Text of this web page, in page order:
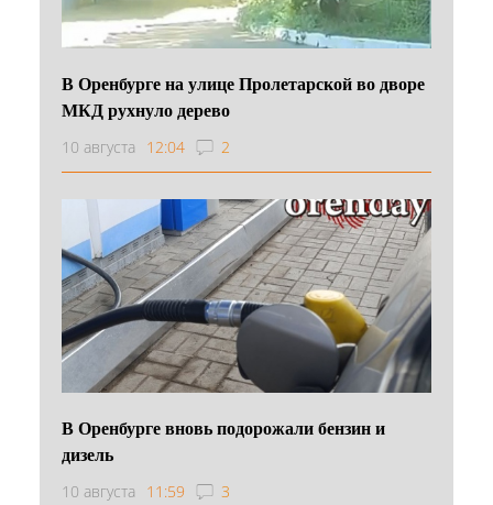
В Оренбурге на улице Пролетарской во дворе
МКД рухнуло дерево
10 августа 12:04 2
В Оренбурге вновь подорожали бензин и
дизель
10 августа 11:59 3